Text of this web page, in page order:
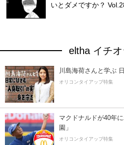
いとダメですか？
eltha イチ
川島海荷さんと学ぶ
オリコンタイアップ特集
マクドナルドが40年
園」
オリコンタイアップ特集